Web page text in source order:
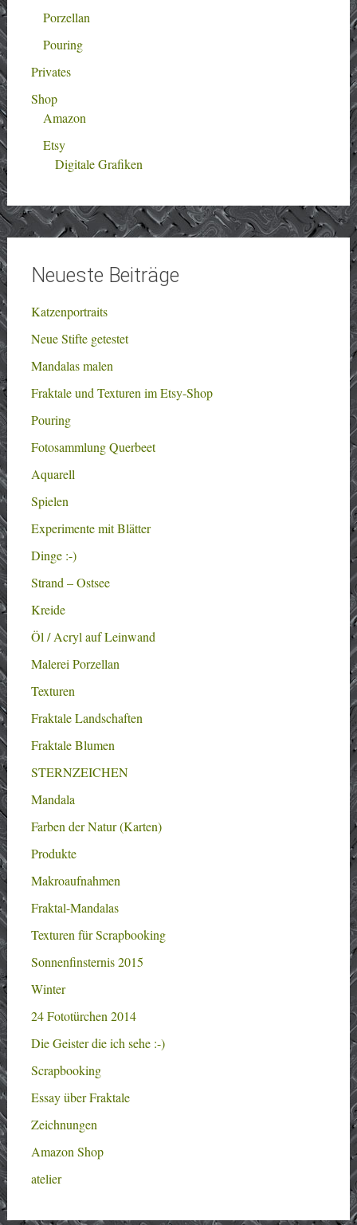
Porzellan
Pouring
Privates
Shop
Amazon
Etsy
Digitale Grafiken
Neueste Beiträge
Katzenportraits
Neue Stifte getestet
Mandalas malen
Fraktale und Texturen im Etsy-Shop
Pouring
Fotosammlung Querbeet
Aquarell
Spielen
Experimente mit Blätter
Dinge :-)
Strand – Ostsee
Kreide
Öl / Acryl auf Leinwand
Malerei Porzellan
Texturen
Fraktale Landschaften
Fraktale Blumen
STERNZEICHEN
Mandala
Farben der Natur (Karten)
Produkte
Makroaufnahmen
Fraktal-Mandalas
Texturen für Scrapbooking
Sonnenfinsternis 2015
Winter
24 Fototürchen 2014
Die Geister die ich sehe :-)
Scrapbooking
Essay über Fraktale
Zeichnungen
Amazon Shop
atelier